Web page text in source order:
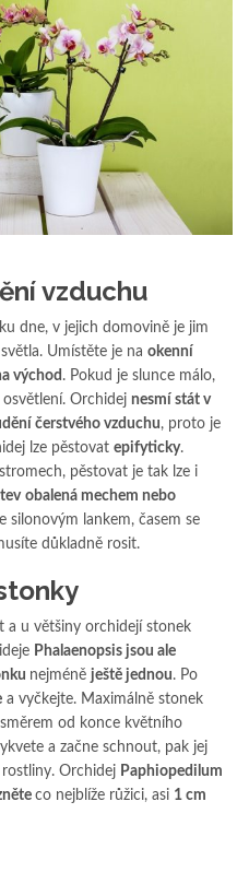
vzduchu
dne, v jejich domovině je jim
Umístěte je na okenní
východ . Pokud je slunce málo,
Orchidej nesmí stát v
čerstvého vzduchu, proto je
lze pěstovat epifyticky.
pěstovat je tak lze i
obalená mechem nebo
silonovým lankem, časem se
důkladně rosit.
a u většiny orchidejí stonek
Phalaenopsis jsou ale
nejméně ještě jednou. Po
a vyčkejte. Maximálně stonek
směrem od konce květního
a začne schnout, pak jej
Orchidej Paphiopedilum
co nejblíže růžici, asi 1 cm